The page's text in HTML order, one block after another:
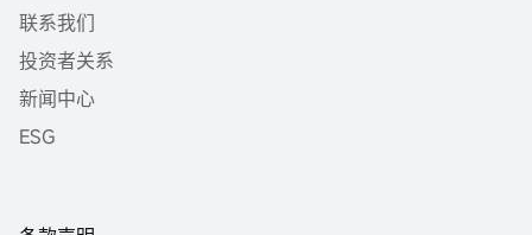
联系我们
投资者关系
新闻中心
ESG